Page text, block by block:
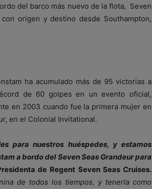
del barco más nuevo de la flota, Seven
origen y destino desde Southampton,
ha acumulado más de 95 victorias a
de 60 golpes en un evento oficial,
en 2003 cuando fue la primera mujer en
en el Colonial Invitational.
para nuestros huéspedes, y estamos
a bordo del Seven Seas Grandeur para
de Regent Seven Seas Cruises.
de todos los tiempos, y tenerla como